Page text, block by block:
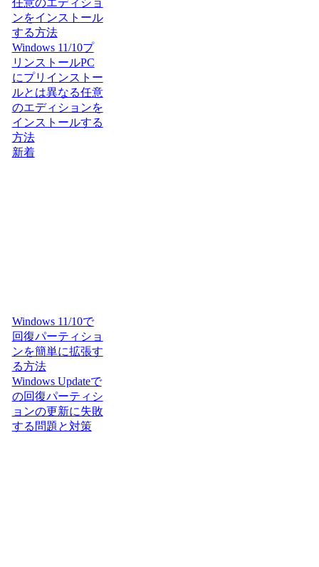
任意のエディショ
ンをインストール
する方法
Windows 11/10プ
リンストールPC
にプリインストー
ルとは異なる任意
のエディションを
インストールする
方法
新着
Windows 11/10で
回復パーティショ
ンを簡単に拡張す
る方法
Windows Updateで
の回復パーティシ
ョンの更新に失敗
する問題と対策